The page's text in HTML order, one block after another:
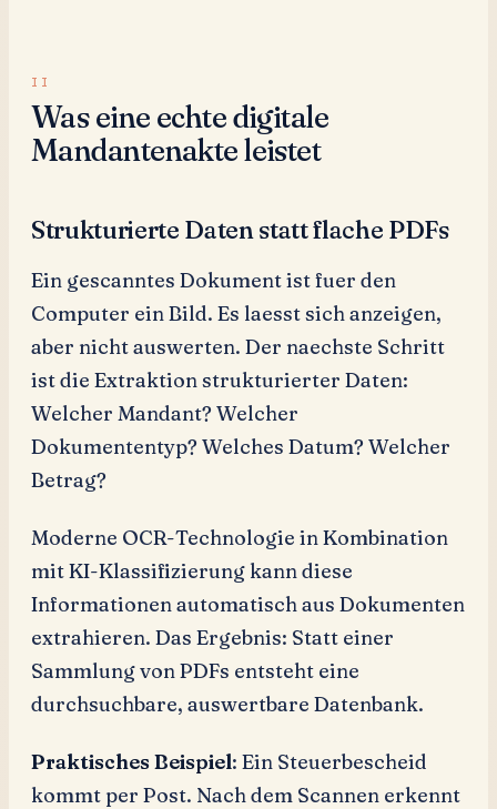
Was eine echte digitale
Mandantenakte leistet
Strukturierte Daten statt flache PDFs
Ein gescanntes Dokument ist fuer den
Computer ein Bild. Es laesst sich anzeigen,
aber nicht auswerten. Der naechste Schritt
ist die Extraktion strukturierter Daten:
Welcher Mandant? Welcher
Dokumententyp? Welches Datum? Welcher
Betrag?
Moderne OCR-Technologie in Kombination
mit KI-Klassifizierung kann diese
Informationen automatisch aus Dokumenten
extrahieren. Das Ergebnis: Statt einer
Sammlung von PDFs entsteht eine
durchsuchbare, auswertbare Datenbank.
Praktisches Beispiel: Ein Steuerbescheid
kommt per Post. Nach dem Scannen erkennt